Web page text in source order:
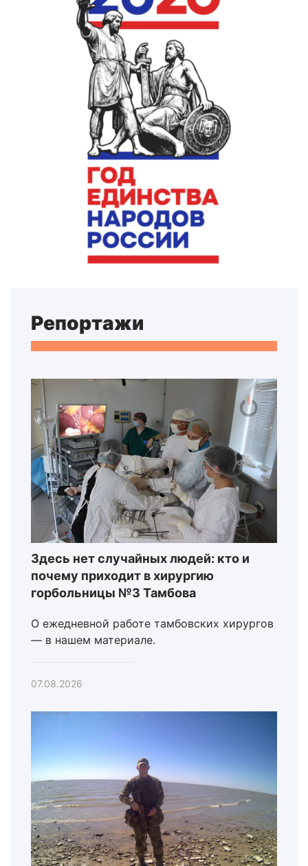
Репортажи
Здесь нет случайных людей: кто и
почему приходит в хирургию
горбольницы №3 Тамбова
О ежедневной работе тамбовских хирургов
— в нашем материале.
07.08.2026